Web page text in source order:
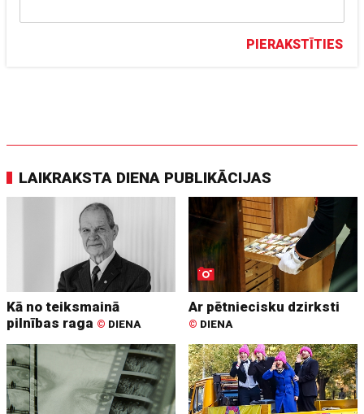
PIERAKSTĪTIES
LAIKRAKSTA DIENA PUBLIKĀCIJAS
Kā no teiksmainā
pilnības raga © DIENA
Ar pētniecisku dzirksti
© DIENA